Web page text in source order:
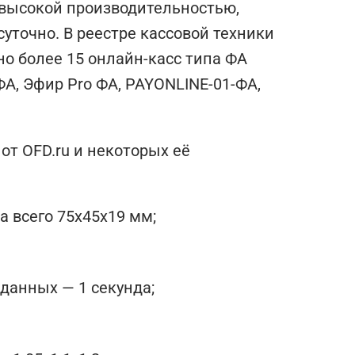
производительностью,
В реестре кассовой техники
более 15 онлайн-касс типа ФА
Эфир Pro ФА, PAYONLINE-01-ФА,
OFD.ru и некоторых её
75х45х19 мм;
— 1 секунда;